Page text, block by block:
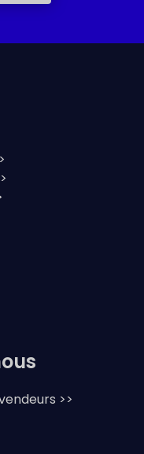
>>